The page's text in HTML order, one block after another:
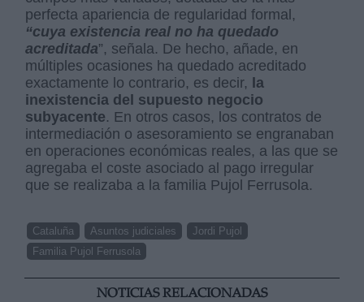
perfecta apariencia de regularidad formal,
“cuya existencia real no ha quedado
acreditada”, señala. De hecho, añade, en
múltiples ocasiones ha quedado acreditado
exactamente lo contrario, es decir, la
inexistencia del supuesto negocio
subyacente. En otros casos, los contratos de
intermediación o asesoramiento se engranaban
en operaciones económicas reales, a las que se
agregaba el coste asociado al pago irregular
que se realizaba a la familia Pujol Ferrusola.
Cataluña Asuntos judiciales
Jordi Pujol
Familia Pujol Ferrusola
NOTICIAS RELACIONADAS